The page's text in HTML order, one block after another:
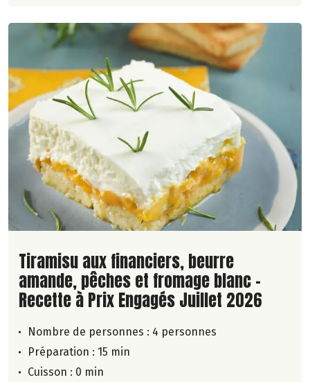
Lire la suite de la recette
Tiramisu aux financiers, beurre
amande, pêches et fromage blanc -
Recette à Prix Engagés Juillet 2026
Nombre de personnes : 4 personnes
Préparation : 15 min
Cuisson : 0 min